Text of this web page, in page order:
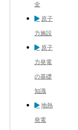
全
原子
力施設
原子
力発電
の基礎
知識
地熱
発電